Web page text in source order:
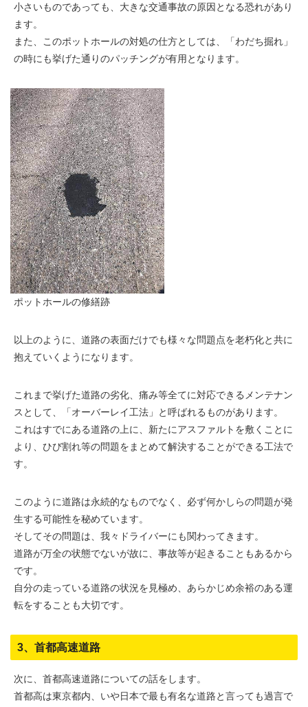
小さいものであっても、大きな交通事故の原因となる恐れがあり
ます。
また、このポットホールの対処の仕方としては、「わだち掘れ」
の時にも挙げた通りのパッチングが有用となります。
ポットホールの修繕跡
以上のように、道路の表面だけでも様々な問題点を老朽化と共に
抱えていくようになります。
これまで挙げた道路の劣化、痛み等全てに対応できるメンテナン
スとして、「オーバーレイ工法」と呼ばれるものがあります。
これはすでにある道路の上に、新たにアスファルトを敷くことに
より、ひび割れ等の問題をまとめて解決することができる工法で
す。
このように道路は永続的なものでなく、必ず何かしらの問題が発
生する可能性を秘めています。
そしてその問題は、我々ドライバーにも関わってきます。
道路が万全の状態でないが故に、事故等が起きることもあるから
です。
自分の走っている道路の状況を見極め、あらかじめ余裕のある運
転をすることも大切です。
3、首都高速道路
次に、首都高速道路についての話をします。
首都高は東京都内、いや日本で最も有名な道路と言っても過言で